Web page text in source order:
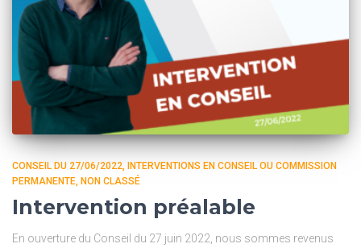
CONSEIL DU 27/06/2022 INTERVENTIONS EN CONSEIL OU COMMISSION
PERMANENTE NON CLASSÉ
Intervention préalable
En ouverture du Conseil du 27 juin 2022, nous sommes revenus